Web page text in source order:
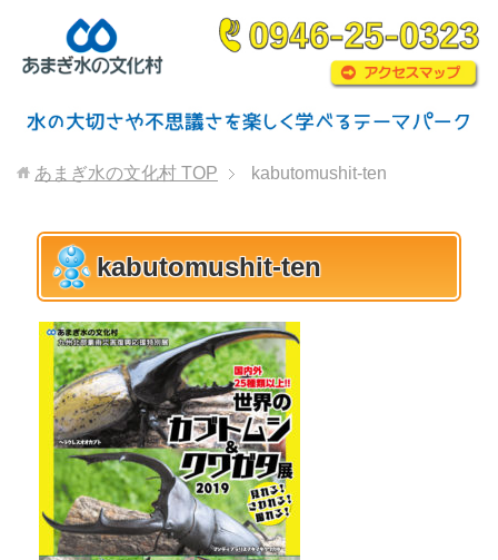
あまぎ水の文化村 TOP kabutomushit-ten
kabutomushit-ten